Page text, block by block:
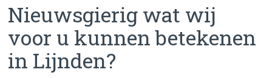
Nieuwsgierig wat wij
voor u kunnen betekenen
in Lijnden?